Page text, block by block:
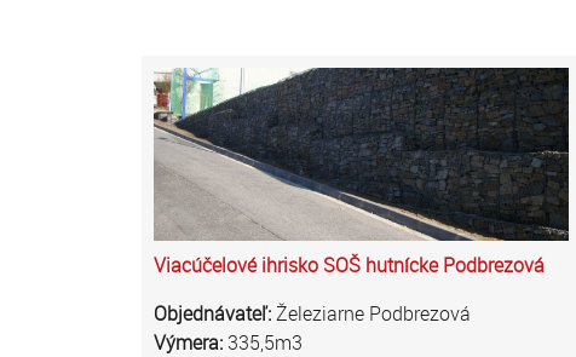
Viacúčelové ihrisko SOŠ hutnícke Podbrezová
Objednávateľ:Železiarne Podbrezová
Výmera: 335,5m3